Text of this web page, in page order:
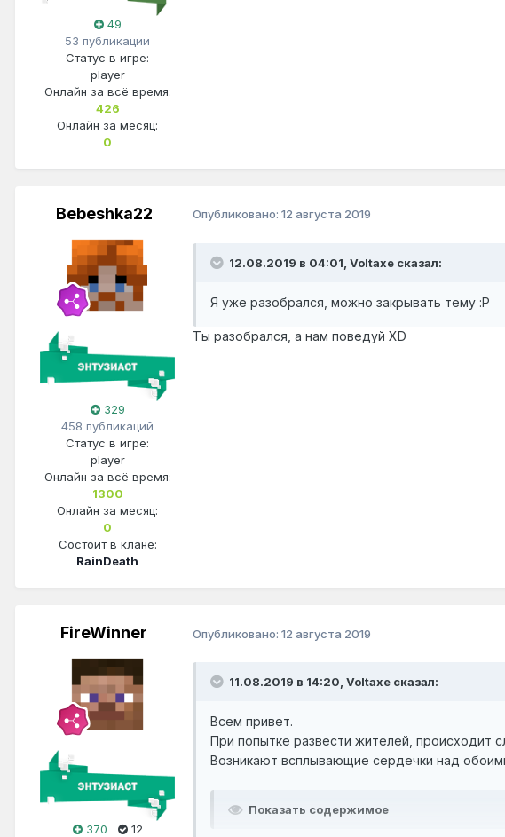
49
53 публикации
Статус в игре:
player
Онлайн за всё время:
426
Онлайн за месяц:
0
Bebeshka22
329
458 публикаций
Статус в игре:
player
Онлайн за всё время:
1300
Онлайн за месяц:
0
Состоит в клане:
RainDeath
Опубликовано: 12 августа 2019
12.08.2019 в 04:01, Voltaxe сказал:
Я уже разобрался, можно закрывать тему :Р
Ты разобрался, а нам поведуй XD
FireWinner
370
12
Опубликовано: 12 августа 2019
11.08.2019 в 14:20, Voltaxe сказал:
Всем привет.
При попытке развести жителей, происходит
Возникают всплывающие сердечки над
Показать содержимое